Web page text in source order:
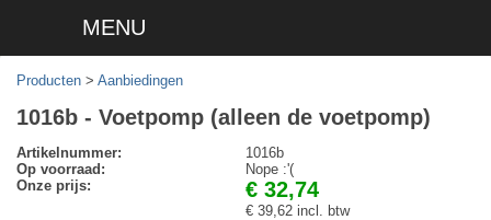
MENU
Producten > Aanbiedingen
1016b - Voetpomp (alleen de voetpomp)
Artikelnummer:
1016b
Op voorraad:
Nope :'(
Onze prijs:
€ 32,74
€ 39,62 incl. btw